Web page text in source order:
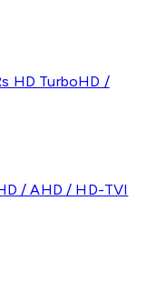
HD TurboHD /
/ AHD / HD-TVI